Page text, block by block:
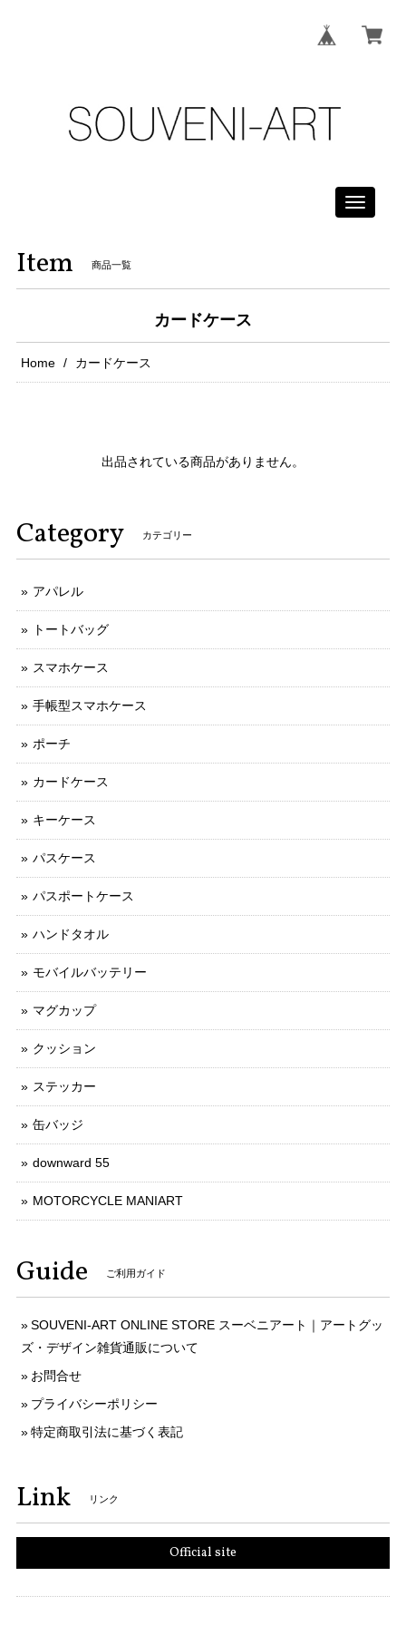
Toggle
Item 商品一覧
カードケース
Home カードケース
出品されている商品がありません。
Category カテゴリー
アパレル
トートバッグ
スマホケース
手帳型スマホケース
ポーチ
カードケース
キーケース
パスケース
パスポートケース
ハンドタオル
モバイルバッテリー
マグカップ
クッション
ステッカー
缶バッジ
downward 55
MOTORCYCLE MANIART
Guide ご利用ガイド
SOUVENI-ART ONLINE STORE スーベニアート｜アートグッ
ズ・デザイン雑貨通販について
お問合せ
プライバシーポリシー
特定商取引法に基づく表記
Link リンク
Official site